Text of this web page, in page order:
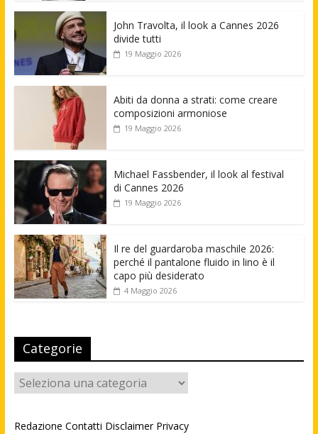
John Travolta, il look a Cannes 2026
divide tutti
19 Maggio 2026
Abiti da donna a strati: come creare
composizioni armoniose
19 Maggio 2026
Michael Fassbender, il look al festival
di Cannes 2026
19 Maggio 2026
Il re del guardaroba maschile 2026:
perché il pantalone fluido in lino è il
capo più desiderato
4 Maggio 2026
Categorie
Categorie
Redazione Contatti Disclaimer Privacy